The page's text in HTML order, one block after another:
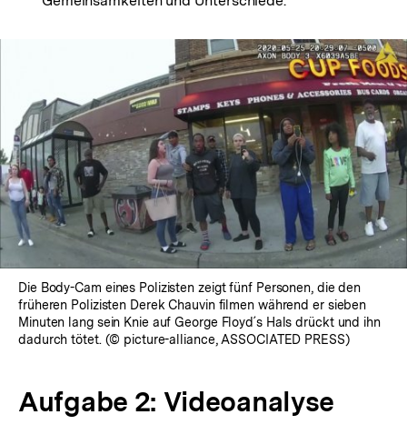
Die Body-Cam eines Polizisten zeigt fünf Personen, die den
früheren Polizisten Derek Chauvin filmen während er sieben
Minuten lang sein Knie auf George Floyd´s Hals drückt und ihn
dadurch tötet. (© picture-alliance, ASSOCIATED PRESS)
Aufgabe 2: Videoanalyse